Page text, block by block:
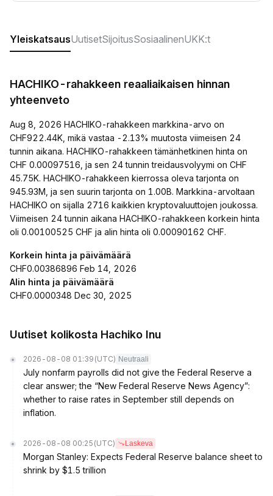
YleiskatsausUutisetSijoitusSosiaalinenUKK:t
HACHIKO-rahakkeen reaaliaikaisen hinnan
yhteenveto
Aug 8, 2026 HACHIKO-rahakkeen markkina-arvo on
CHF922.44K, mikä vastaa -2.13% muutosta viimeisen 24
tunnin aikana. HACHIKO-rahakkeen tämänhetkinen hinta on
CHF 0.00097516, ja sen 24 tunnin treidausvolyymi on CHF
45.75K. HACHIKO-rahakkeen kierrossa oleva tarjonta on
945.93M, ja sen suurin tarjonta on 1.00B. Markkina-arvoltaan
HACHIKO on sijalla 2716 kaikkien kryptovaluuttojen joukossa.
Viimeisen 24 tunnin aikana HACHIKO-rahakkeen korkein hinta
oli 0.00100525 CHF ja alin hinta oli 0.00090162 CHF.
Korkein hinta ja päivämäärä
CHF0.00386896 Feb 14, 2026
Alin hinta ja päivämäärä
CHF0.0000348 Dec 30, 2025
Uutiset kolikosta Hachiko Inu
2026-08-08 01:39 (UTC) Neutraali
July nonfarm payrolls did not give the Federal Reserve a
clear answer; the “New Federal Reserve News Agency”:
whether to raise rates in September still depends on
inflation.
2026-08-08 00:25 (UTC) Laskeva
Morgan Stanley: Expects Federal Reserve balance sheet to
shrink by $1.5 trillion